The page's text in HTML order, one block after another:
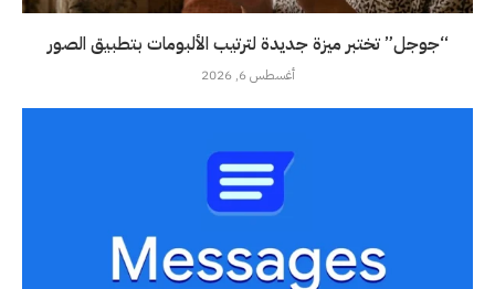
“جوجل” تختبر ميزة جديدة لترتيب الألبومات بتطبيق الصور
أغسطس 6, 2026